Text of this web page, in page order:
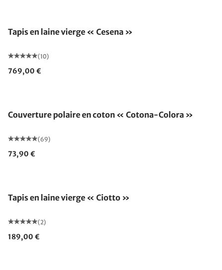
Tapis en laine vierge « Cesena »
(10)
769,00 €
Couverture polaire en coton « Cotona-Colora »
(69)
73,90 €
Tapis en laine vierge « Ciotto »
(2)
189,00 €